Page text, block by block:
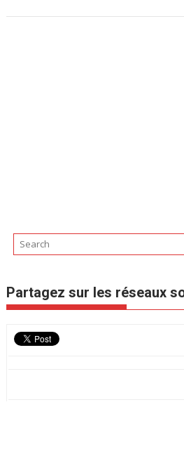
Partagez sur les réseaux